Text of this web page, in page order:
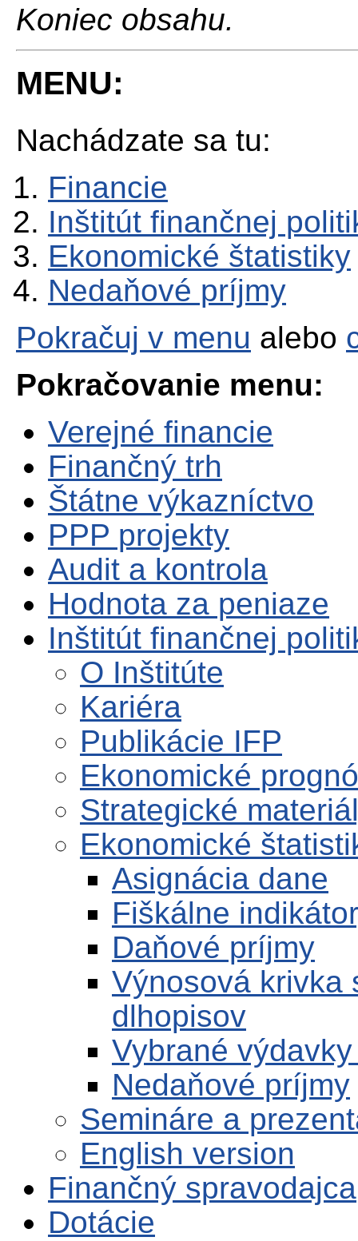
Koniec obsahu.
MENU:
Nachádzate sa tu:
Financie
Inštitút finančnej
Ekonomické štatistiky
Nedaňové príjmy
Pokračuj v menu alebo
Pokračovanie menu:
Verejné financie
Finančný trh
Štátne výkazníctvo
PPP projekty
Audit a kontrola
Hodnota za peniaze
Inštitút finančnej
O Inštitúte
Kariéra
Publikácie IFP
Ekonomické
Strategické
Ekonomické
Asignácia dane
Fiškálne
Daňové príjmy
Výnosová krivka
dlhopisov
Vybrané
Nedaňové príjmy
Semináre a
English version
Finančný spravodajca
Dotácie